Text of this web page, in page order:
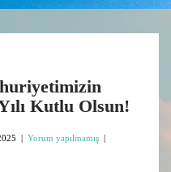
Kutlu Olsun!
|Yorum yapılmamış |